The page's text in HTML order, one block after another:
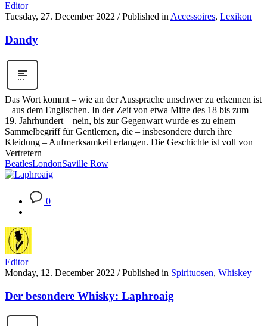
Editor
Tuesday, 27. December 2022 / Published inAccessoires, Lexikon
Dandy
Das Wort kommt – wie an der Aussprache unschwer zu erkennen ist
– aus dem Englischen. In der Zeit von etwa Mitte des 18 bis zum
19. Jahrhundert – nein, bis zur Gegenwart wurde es zu einem
Sammelbegriff für Gentlemen, die – insbesondere durch ihre
Kleidung – Aufmerksamkeit erlangen. Die Geschichte ist voll von
Vertretern
BeatlesLondonSaville Row
0
Editor
Monday, 12. December 2022 / Published in Spirituosen, Whiskey
Der besondere Whisky: Laphroaig